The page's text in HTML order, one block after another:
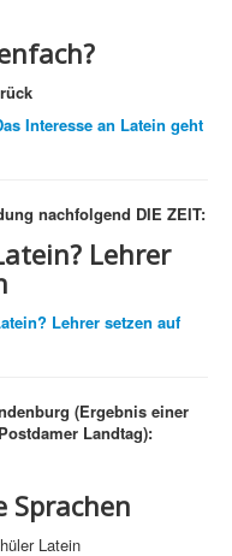
Interesse an Latein geht
nachfolgend DIE ZEIT:
Lehrer
Lehrer setzen auf
(Ergebnis einer
Landtag):
Sprachen
Latein